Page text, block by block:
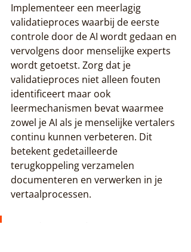
Implementeer een meerlagig
validatieproces waarbij de eerste
controle door de AI wordt gedaan en
vervolgens door menselijke experts
wordt getoetst. Zorg dat je
validatieproces niet alleen fouten
identificeert maar ook
leermechanismen bevat waarmee
zowel je AI als je menselijke vertalers
continu kunnen verbeteren. Dit
betekent gedetailleerde
terugkoppeling verzamelen
documenteren en verwerken in je
vertaalprocessen.